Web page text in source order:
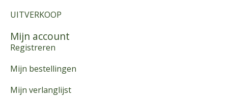
UITVERKOOP
Mijn account
Registreren
Mijn bestellingen
Mijn verlanglijst